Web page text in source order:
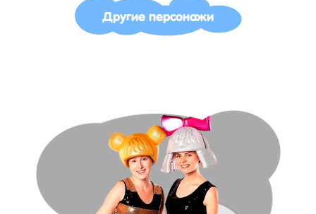
Другие персонажи